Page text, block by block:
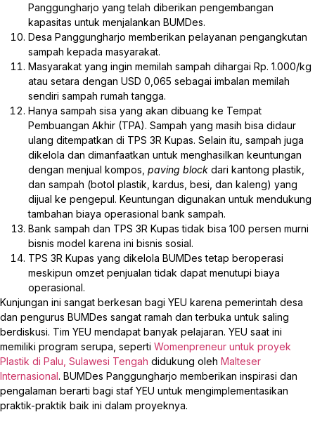
Panggungharjo yang telah diberikan pengembangan
kapasitas untuk menjalankan BUMDes.
Desa Panggungharjo memberikan pelayanan pengangkutan
sampah kepada masyarakat.
Masyarakat yang ingin memilah sampah dihargai Rp. 1.000/kg
atau setara dengan USD 0,065 sebagai imbalan memilah
sendiri sampah rumah tangga.
Hanya sampah sisa yang akan dibuang ke Tempat
Pembuangan Akhir (TPA). Sampah yang masih bisa didaur
ulang ditempatkan di TPS 3R Kupas. Selain itu, sampah juga
dikelola dan dimanfaatkan untuk menghasilkan keuntungan
dengan menjual kompos, paving block dari kantong plastik,
dan sampah (botol plastik, kardus, besi, dan kaleng) yang
dijual ke pengepul. Keuntungan digunakan untuk mendukung
tambahan biaya operasional bank sampah.
Bank sampah dan TPS 3R Kupas tidak bisa 100 persen murni
bisnis model karena ini bisnis sosial.
TPS 3R Kupas yang dikelola BUMDes tetap beroperasi
meskipun omzet penjualan tidak dapat menutupi biaya
operasional.
Kunjungan ini sangat berkesan bagi YEU karena pemerintah desa
dan pengurus BUMDes sangat ramah dan terbuka untuk saling
berdiskusi. Tim YEU mendapat banyak pelajaran. YEU saat ini
memiliki program serupa, seperti Womenpreneur untuk proyek
Plastik di Palu, Sulawesi Tengah didukung oleh Malteser
Internasional. BUMDes Panggungharjo memberikan inspirasi dan
pengalaman berarti bagi staf YEU untuk mengimplementasikan
praktik-praktik baik ini dalam proyeknya.